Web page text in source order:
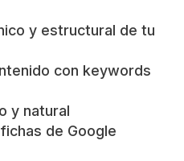
y estructural de tu
con keywords
y natural
de Google